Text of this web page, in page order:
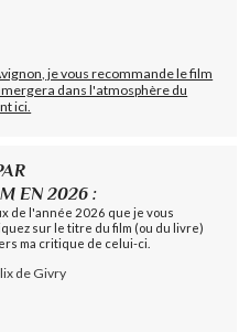
je vous recommande le film
dans l'atmosphère du
ici.
EN 2026 :
de l'année 2026 que je vous
sur le titre du film (ou du livre)
ma critique de celui-ci.
de Givry